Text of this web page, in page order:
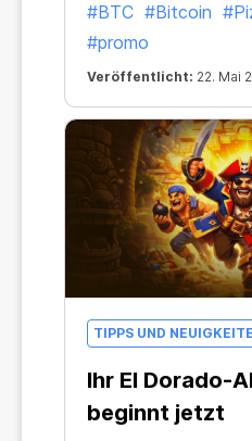
#BTC #Bitcoin
#promo
Veröffentlicht: 22. Mai
TIPPS UND
Ihr El Dorado-
beginnt jetzt